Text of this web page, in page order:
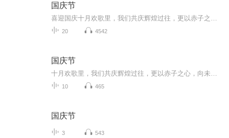
国庆节
20 4542
国庆节
10 465
国庆节
3 543